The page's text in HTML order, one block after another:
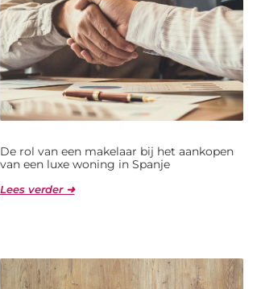
De rol van een makelaar bij het aankopen
van een luxe woning in Spanje
Lees verder ➜